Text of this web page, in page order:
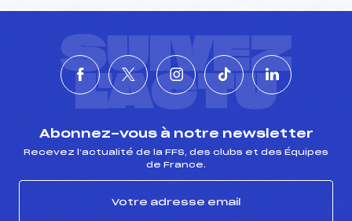
SUIVEZ
L'ACTU
Abonnez-vous à notre newsletter
Recevez l’actualité de la FFS, des clubs et des Équipes
de France.